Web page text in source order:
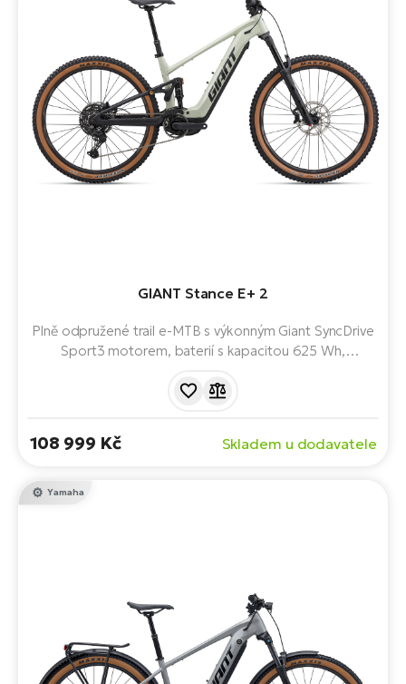
GIANT Stance E+ 2
Plně odpružené trail e-MTB s výkonným Giant SyncDrive
Sport3 motorem, baterií s kapacitou 625 Wh,
Dash 2. Výkonné a všestranné elektrokolo.
108 999 Kč Skladem u dodavatele
Yamaha